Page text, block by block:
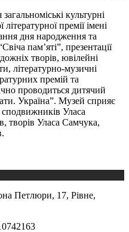
культурні
премії імені
дня народження та
пам’яті”, презентації
творів, ювілейні
літературно-музичні
премій та
проводиться дитячий
Україна”. Музей сприяє
Уласа
творів Уласа Самчука,
Петлюри, 17, Рівне,